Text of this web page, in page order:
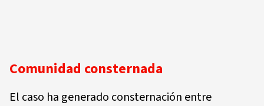
Comunidad consternada
El caso ha generado consternación entre